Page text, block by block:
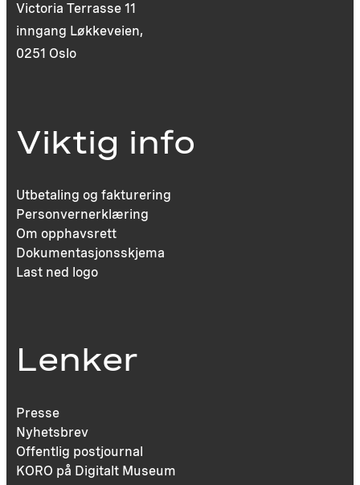
Victoria Terrasse 11
inngang Løkkeveien,
0251 Oslo
Viktig info
Utbetaling og fakturering
Personvernerklæring
Om opphavsrett
Dokumentasjonsskjema
Last ned logo
Lenker
Presse
Nyhetsbrev
Offentlig postjournal
KORO på Digitalt Museum